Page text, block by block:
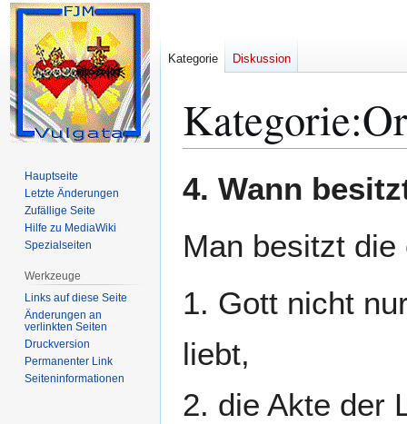
Kategorie:
Navigation
Suche
4. Wann
Man besitzt
1. Gott nicht
liebt,
2. die Akte der
Kategorie Diskussion
Hauptseite
Letzte Änderungen
Zufällige Seite
Hilfe zu MediaWiki
Spezialseiten
Werkzeuge
Links auf diese Seite
Änderungen an
verlinkten Seiten
Druckversion
Permanenter Link
Seiten­­informationen